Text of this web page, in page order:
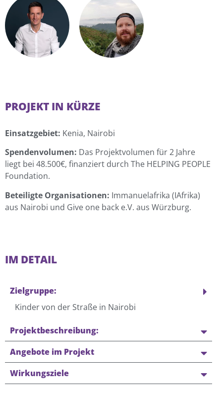
PROJEKT IN KÜRZE
Einsatzgebiet: Kenia, Nairobi
Spendenvolumen: Das Projektvolumen für 2 Jahre
liegt bei 48.500€, finanziert durch The HELPING PEOPLE
Foundation.
Beteiligte Organisationen: Immanuelafrika (IAfrika)
aus Nairobi und Give one back e.V. aus Würzburg.
IM DETAIL
Zielgruppe:
Kinder von der Straße in Nairobi
Projektbeschreibung:
Angebote im Projekt
Wirkungsziele